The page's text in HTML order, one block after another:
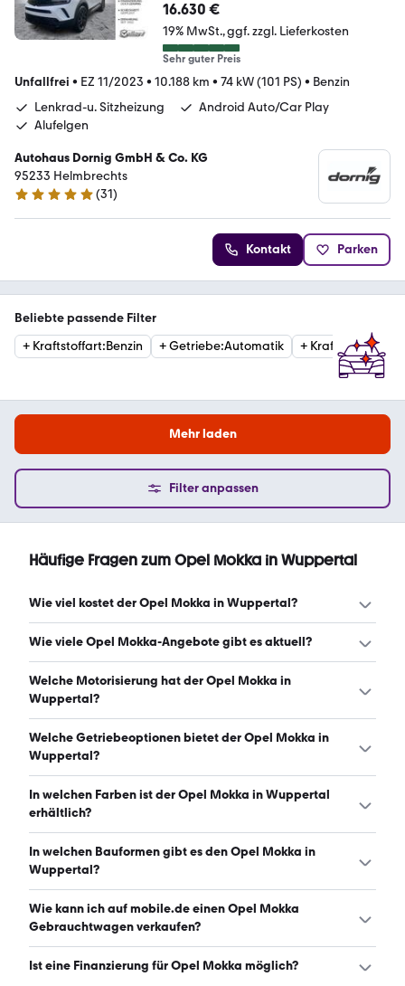
16.630 €
19% MwSt. ggf. zzgl. Lieferkosten
Sehr guter Preis
Unfallfrei • EZ 11/2023 • 10.188 km • 74 kW (101 PS) • Benzin
Lenkrad-u. Sitzheizung
Android Auto/Car Play
Alufelgen
Autohaus Dornig GmbH & Co. KG
95233 Helmbrechts
5 Sterne
(31)
Kontakt Parken
Beliebte passende Filter
+ Kraftstoffart:Benzin +Getriebe:Automatik + Kraftstoffart
Mehr laden
Filter anpassen
Häufige Fragen zum Opel Mokka in Wuppertal
Wie viel kostet der Opel Mokka in Wuppertal?
Ein guter Preis für einen Opel Mokka in Wuppertal liegt
Wie viele Opel Mokka-Angebote gibt es aktuell?
Es gibt insgesamt 128 Opel Mokka bei mobile.de, davon
125 Gebraucht- und 3 Neuwagen. (Stand: 6.8.2026)
Welche Motorisierung hat der Opel Mokka in
Wuppertal?
Der Opel Mokka in Wuppertal hat Leistungen zwischen
101 und 145 PS. (Stand: 6.8.2026)
Welche Getriebeoptionen bietet der Opel Mokka in
Wuppertal?
Der Opel Mokka in Wuppertal ist mit automatischem und
manuellem Getriebe erhältlich. (Stand: 6.8.2026)
In welchen Farben ist der Opel Mokka in Wuppertal
erhältlich?
Den Opel Mokka in Wuppertal gibt es in folgenden
Farben: schwarz, grau, weiß, blau, grün, braun, rot, silber
6.8.2026)
In welchen Bauformen gibt es den Opel Mokka in
Wuppertal?
Den Opel Mokka in Wuppertal gibt es in folgenden
Bauformen: SUV. (Stand: 6.8.2026)
Wie kann ich auf mobile.de einen Opel Mokka
Gebrauchtwagen verkaufen?
Alle Informationen zum Verkauf an mobile.de-
Ist eine Finanzierung für Opel Mokka möglich?